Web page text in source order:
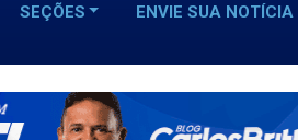
SEÇÕES ENVIE SUA NOTÍCIA